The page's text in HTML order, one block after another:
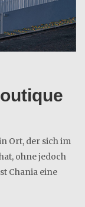
Ort, der sich im
ohne jedoch
Chania eine